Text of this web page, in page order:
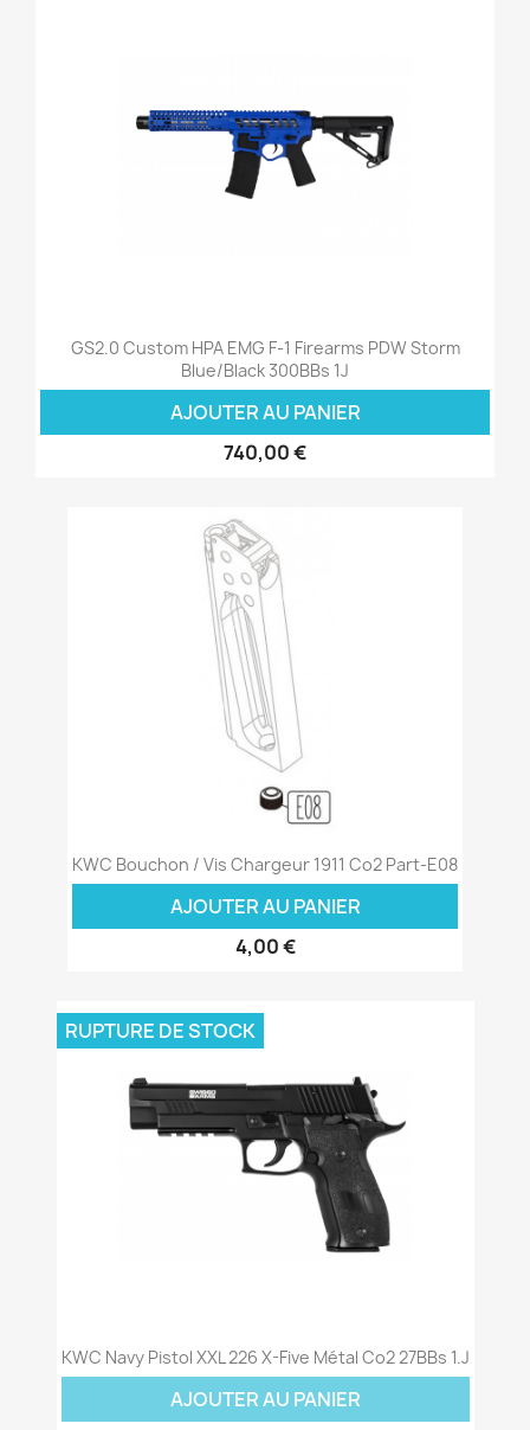
GS2.0 Custom HPA EMG F-1 Firearms PDW Storm
Blue/Black 300BBs 1J
AJOUTER AU PANIER
740,00 €
KWC Bouchon / Vis Chargeur 1911 Co2 Part-E08
AJOUTER AU PANIER
4,00 €
KWC Navy Pistol XXL 226 X-Five Métal Co2 27BBs 1.J
AJOUTER AU PANIER
RUPTURE DE STOCK